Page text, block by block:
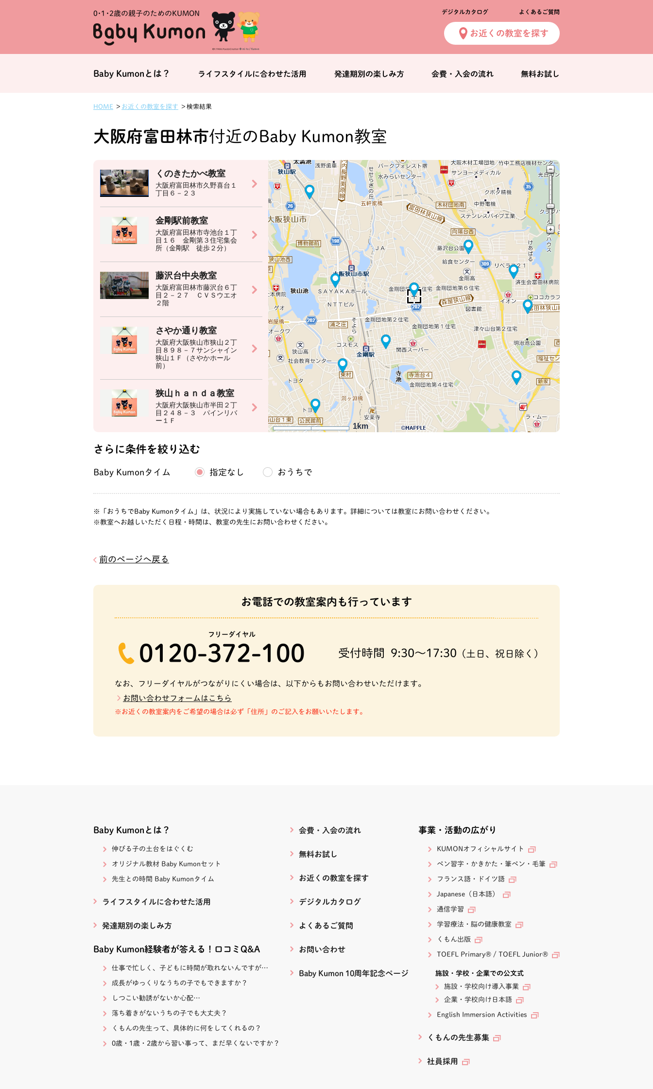
0・1・2歳の親子のためのKUMON デジタルカタログ よくあるご質問
お近くの教室を探す
Baby Kumonとは？ ライフスタイルに合わせた活用 発達期別の楽しみ方 会費・入会の流れ 無料お試し
HOME お近くの教室を探す 検索結果
大阪府富田林市付近のBaby Kumon教室
1km
くのきたかべ教室
大阪府富田林市久野喜台１
丁目６－２３
金剛駅前教室
大阪府富田林市寺池台１丁
目１６ 金剛第３住宅集会
所（金剛駅 徒歩２分）
藤沢台中央教室
大阪府富田林市藤沢台６丁
目２－２７ ＣＶＳウエオ
２階
さやか通り教室
大阪府大阪狭山市狭山２丁
目８９８－７サンシャイン
狭山１Ｆ（さやかホール
前）
狭山ｈａｎｄａ教室
大阪府大阪狭山市半田２丁
目２４８－３ パインリバ
ー１Ｆ
向陽台教室
目１３－１２
こがねだい教室
大阪府富田林市小金台２丁
目２－１０
大阪府富田林市津々山台４
丁目１０番２７号
大阪府大阪狭山市東茱萸木
１丁目６９１－２（３１０
号線沿い ビーファーズ向
さらに条件を絞り込む
Baby Kumonタイム 指定なし おうちで
「おうちでBaby Kumonタイム」は、状況により実施していない場合もあります。詳細については教室にお問い合わせください。
教室へお越しいただく日程・時間は、教室の先生にお問い合わせください。
前のページへ戻る
お電話での教室案内も行っています
フリーダイヤル
0120-372-100 受付時間 9:30～17:30 (土日、祝日除く)
なお、フリーダイヤルがつながりにくい場合は、以下からもお問い合わせいただけます。
お問い合わせフォームはこちら
お近くの教室案内をご希望の場合は必ず「住所」のご記入をお願いいたします。
Baby Kumonとは？
伸びる子の土台をはぐくむ
オリジナル教材 Baby Kumonセット
先生との時間 Baby Kumonタイム
ライフスタイルに合わせた活用
発達期別の楽しみ方
Baby Kumon経験者が答える！口コミQ&A
仕事で忙しく、子どもに時間が取れないんですが…
成長がゆっくりなうちの子でもできますか？
しつこい勧誘がないか心配…
落ち着きがないうちの子でも大丈夫？
くもんの先生って、具体的に何をしてくれるの？
0歳・1歳・2歳から習い事って、まだ早くないですか？
会費・入会の流れ
無料お試し
お近くの教室を探す
デジタルカタログ
よくあるご質問
お問い合わせ
Baby Kumon 10周年記念ページ
事業・活動の広がり
KUMONオフィシャルサイト
ペン習字・かきかた・筆ペン・毛筆
フランス語・ドイツ語
Japanese（日本語）
通信学習
学習療法・脳の健康教室
くもん出版
TOEFL Primary®/TOEFL Junior®
施設・学校・企業での公文式
施設・学校向け導入事業
企業・学校向け日本語
English Immersion Activities
くもんの先生募集
社員採用